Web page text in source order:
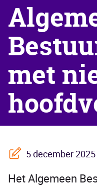
met
5 december 2025
Het Algemeen